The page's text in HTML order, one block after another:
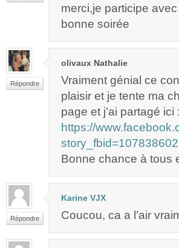
merci,je participe
bonne soirée
Répondre
olivaux Nathalie
Vraiment génial ce
plaisir et je tente ma
page et j’ai partagé ici :
https://
Bonne chance à tous
Répondre
Karine VJX
Coucou, ca a l’air